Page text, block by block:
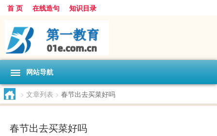
首 页 在线造句 知识目录
网站导航
> 文章列表 > 春节出去买菜好吗
春节出去买菜好吗